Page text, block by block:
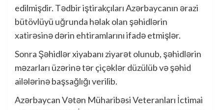
edilmişdir. Tədbir iştirakçıları Azərbaycanın ərazi
bütövlüyü uğrunda həlak olan şəhidlərin
xatirəsinə dərin ehtiramlarını ifadə etmişlər.
Sonra Şəhidlər xiyabanı ziyarət olunub, şəhidlərin
məzarları üzərinə tər çiçəklər düzülüb və şəhid
ailələrinə başsağlığı verilib.
Azərbaycan Vətən Müharibəsi Veteranları İctimai